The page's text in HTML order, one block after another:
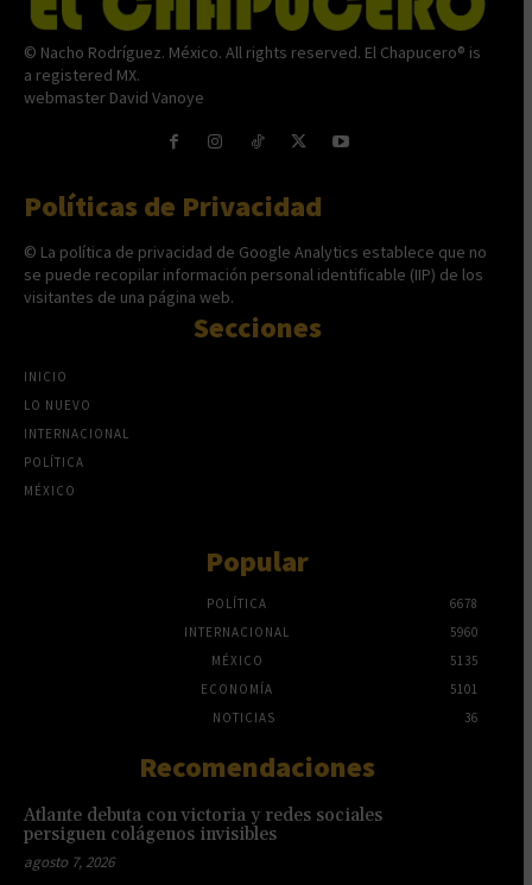
© Nacho Rodríguez. México. All rights reserved. El Chapucero® is
a registered MX.
webmaster David Vanoye
Políticas de Privacidad
© La política de privacidad de Google Analytics establece que no
se puede recopilar información personal identificable (IIP) de los
visitantes de una página web.
Secciones
INICIO
LO NUEVO
INTERNACIONAL
POLÍTICA
MÉXICO
Popular
POLÍTICA
6678
INTERNACIONAL
5960
MÉXICO
5135
ECONOMÍA
5101
NOTICIAS
36
Recomendaciones
Atlante debuta con victoria y redes sociales
persiguen colágenos invisibles
agosto 7, 2026